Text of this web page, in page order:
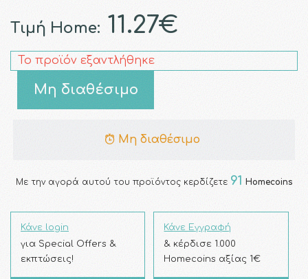
Τιμή Home: 11.27€
Το προϊόν εξαντλήθηκε
Μη διαθέσιμο
Μη διαθέσιμο
Με την αγορά αυτού του προϊόντος κερδίζετε 91 Homecoins
Κάνε login
για Special Offers &
εκπτώσεις!
Κάνε Εγγραφή
& κέρδισε 1.000
Homecoins αξίας 1€